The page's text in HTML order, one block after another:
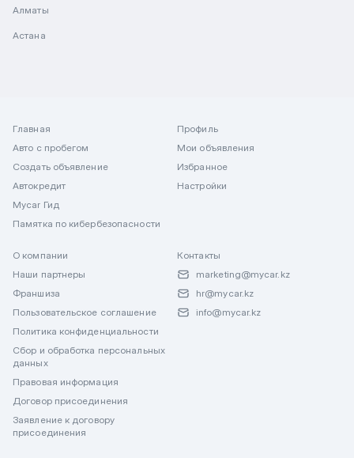
Алматы
Астана
Главная
Авто с пробегом
Создать объявление
Автокредит
Mycar Гид
Памятка по кибербезопасности
Профиль
Мои объявления
Избранное
Настройки
О компании
Наши партнеры
Франшиза
Пользовательское соглашение
Политика конфиденциальности
Сбор и обработка персональных
данных
Правовая информация
Договор присоединения
Заявление к договору
присоединения
Контакты
marketing@mycar.kz
hr@mycar.kz
info@mycar.kz